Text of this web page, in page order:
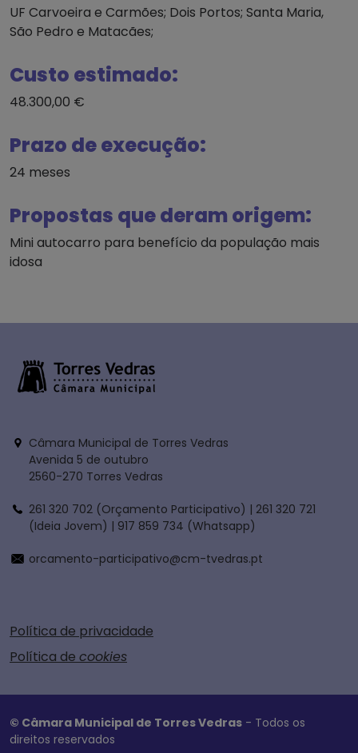
UF Carvoeira e Carmões; Dois Portos; Santa Maria,
São Pedro e Matacães;
Custo estimado:
48.300,00 €
Prazo de execução:
24 meses
Propostas que deram origem:
Mini autocarro para benefício da população mais
idosa
Câmara Municipal de Torres Vedras
Avenida 5 de outubro
2560-270 Torres Vedras
261 320 702 (Orçamento Participativo) | 261 320 721
(Ideia Jovem) | 917 859 734 (Whatsapp)
orcamento-participativo@cm-tvedras.pt
Política de privacidade
Política de cookies
© Câmara Municipal de Torres Vedras - Todos os
direitos reservados